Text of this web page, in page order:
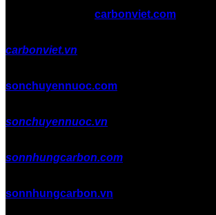
carbonviet.com
carbonviet.vn
sonchuyennuoc.com
sonchuyennuoc.vn
sonnhungcarbon.com
sonnhungcarbon.vn